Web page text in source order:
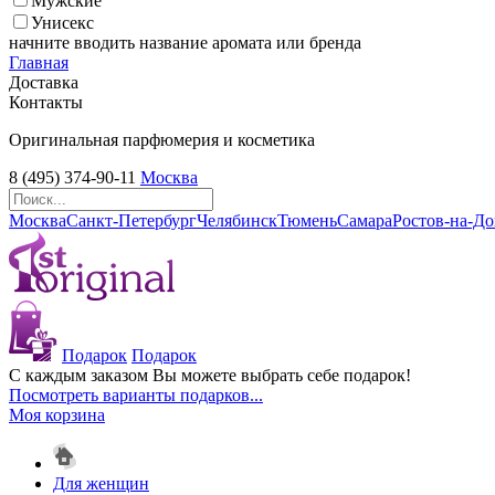
Унисекс
начните вводить название аромата или бренда
Главная
Доставка
Контакты
Оригинальная парфюмерия и косметика
8 (495) 374-90-11 Москва
МоскваСанкт-ПетербургЧелябинскТюменьСамараРостов-на-
Подарок Подарок
С каждым заказом Вы можете выбрать себе подарок!
Посмотреть варианты подарков...
Моя корзина
Для женщин